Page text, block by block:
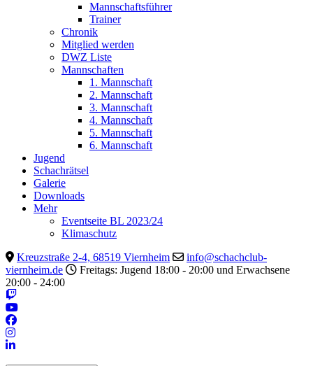
Mannschaftsführer
Trainer
Chronik
Mitglied werden
DWZ Liste
Mannschaften
1. Mannschaft
2. Mannschaft
3. Mannschaft
4. Mannschaft
5. Mannschaft
6. Mannschaft
Jugend
Schachrätsel
Galerie
Downloads
Mehr
Eventseite BL 2023/24
Klimaschutz
Kreuzstraße 2-4, 68519 Viernheim
info@schachclub-
viernheim.de
Freitags: Jugend 18:00 - 20:00 und Erwachsene
20:00 - 24:00